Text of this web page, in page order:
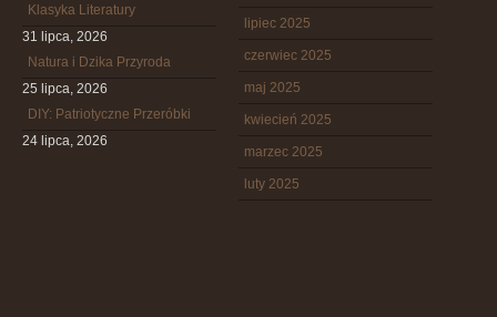
Klasyka Literatury
31 lipca, 2026
Natura i Dzika Przyroda
25 lipca, 2026
DIY: Patriotyczne Przeróbki
24 lipca, 2026
lipiec 2025
czerwiec 2025
maj 2025
kwiecień 2025
marzec 2025
luty 2025